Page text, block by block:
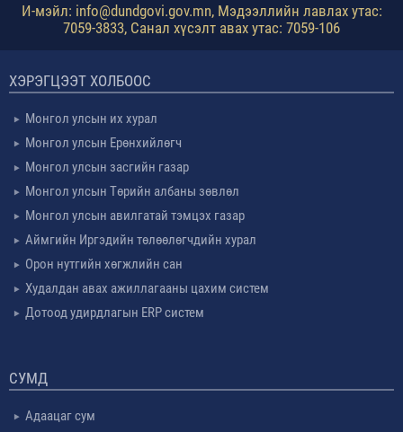
И-мэйл: info@dundgovi.gov.mn, Мэдээллийн лавлах утас:
7059-3833, Санал хүсэлт авах утас: 7059-106
ХЭРЭГЦЭЭТ ХОЛБООС
Монгол улсын их хурал
Монгол улсын Ерөнхийлөгч
Монгол улсын засгийн газар
Монгол улсын Төрийн албаны зөвлөл
Монгол улсын авилгатай тэмцэх газар
Аймгийн Иргэдийн төлөөлөгчдийн хурал
Орон нутгийн хөгжлийн сан
Худалдан авах ажиллагааны цахим систем
Дотоод удирдлагын ERP систем
СУМД
Адаацаг сум